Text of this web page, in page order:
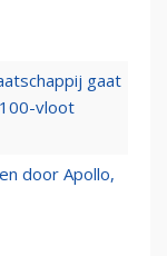
gaat
vloot
door Apollo,